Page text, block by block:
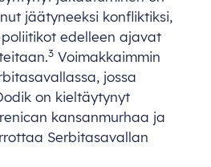
jäätyneeksi konfliktiksi,
edelleen ajavat
3 Voimakkaimmin
jossa
on kieltäytynyt
kansanmurhaa ja
Serbitasavallan